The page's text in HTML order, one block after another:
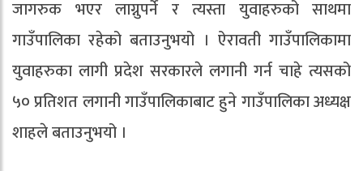
जागरुक भएर लाग्नुपर्ने र त्यस्ता युवाहरुको साथमा
गाउँपालिका रहेको बताउनुभयो । ऐरावती गाउँपालिकामा
युवाहरुका लागी प्रदेश सरकारले लगानी गर्न चाहे त्यसको
५० प्रतिशत लगानी गाउँपालिकाबाट हुने गाउँपालिका अध्यक्ष
शाहले बताउनुभयो ।